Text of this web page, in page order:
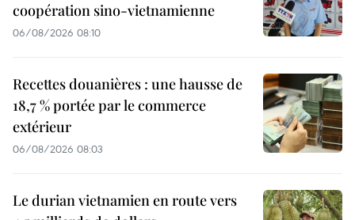
coopération sino-vietnamienne
06/08/2026 08:10
Recettes douanières : une hausse de
18,7 % portée par le commerce
extérieur
06/08/2026 08:03
Le durian vietnamien en route vers